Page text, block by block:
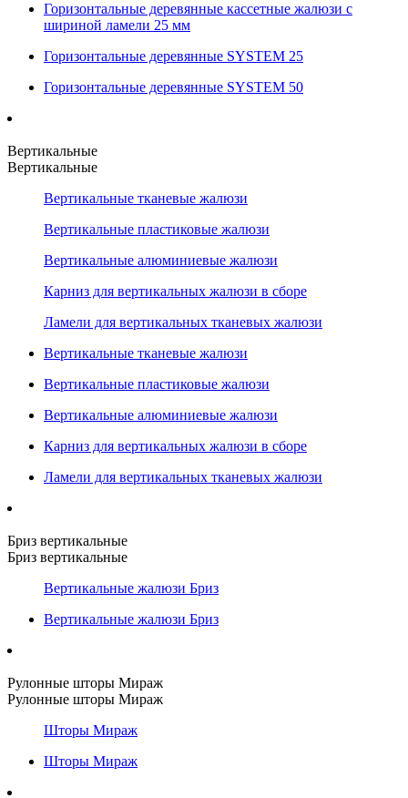
Горизонтальные деревянные кассетные жалюзи с
шириной ламели 25 мм
Горизонтальные деревянные SYSTEM 25
Горизонтальные деревянные SYSTEM 50
Вертикальные
Вертикальные
Вертикальные тканевые жалюзи
Вертикальные пластиковые жалюзи
Вертикальные алюминиевые жалюзи
Карниз для вертикальных жалюзи в сборе
Ламели для вертикальных тканевых жалюзи
Вертикальные тканевые жалюзи
Вертикальные пластиковые жалюзи
Вертикальные алюминиевые жалюзи
Карниз для вертикальных жалюзи в сборе
Ламели для вертикальных тканевых жалюзи
Бриз вертикальные
Бриз вертикальные
Вертикальные жалюзи Бриз
Вертикальные жалюзи Бриз
Рулонные шторы Мираж
Рулонные шторы Мираж
Шторы Мираж
Шторы Мираж